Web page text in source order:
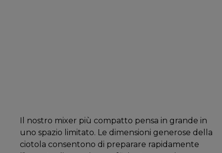
Il nostro mixer più compatto pensa in grande in
uno spazio limitato. Le dimensioni generose della
ciotola consentono di preparare rapidamente